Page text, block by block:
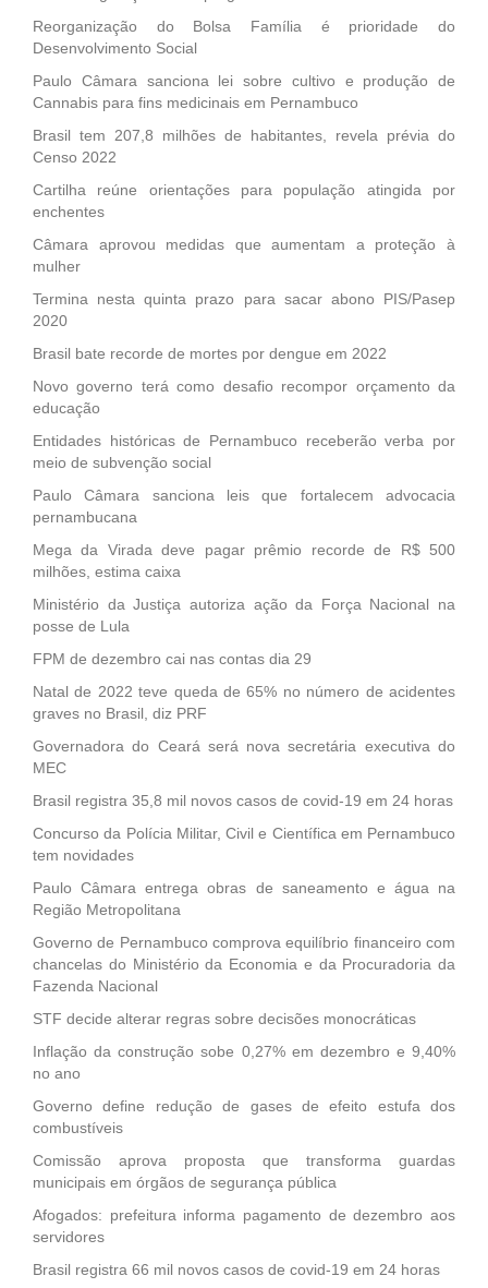
Reorganização do Bolsa Família é prioridade do
Desenvolvimento Social
Paulo Câmara sanciona lei sobre cultivo e produção de
Cannabis para fins medicinais em Pernambuco
Brasil tem 207,8 milhões de habitantes, revela prévia do
Censo 2022
Cartilha reúne orientações para população atingida por
enchentes
Câmara aprovou medidas que aumentam a proteção à
mulher
Termina nesta quinta prazo para sacar abono PIS/Pasep
2020
Brasil bate recorde de mortes por dengue em 2022
Novo governo terá como desafio recompor orçamento da
educação
Entidades históricas de Pernambuco receberão verba por
meio de subvenção social
Paulo Câmara sanciona leis que fortalecem advocacia
pernambucana
Mega da Virada deve pagar prêmio recorde de R$ 500
milhões, estima caixa
Ministério da Justiça autoriza ação da Força Nacional na
posse de Lula
FPM de dezembro cai nas contas dia 29
Natal de 2022 teve queda de 65% no número de acidentes
graves no Brasil, diz PRF
Governadora do Ceará será nova secretária executiva do
MEC
Brasil registra 35,8 mil novos casos de covid-19 em 24 horas
Concurso da Polícia Militar, Civil e Científica em Pernambuco
tem novidades
Paulo Câmara entrega obras de saneamento e água na
Região Metropolitana
Governo de Pernambuco comprova equilíbrio financeiro com
chancelas do Ministério da Economia e da Procuradoria da
Fazenda Nacional
STF decide alterar regras sobre decisões monocráticas
Inflação da construção sobe 0,27% em dezembro e 9,40%
no ano
Governo define redução de gases de efeito estufa dos
combustíveis
Comissão aprova proposta que transforma guardas
municipais em órgãos de segurança pública
Afogados: prefeitura informa pagamento de dezembro aos
servidores
Brasil registra 66 mil novos casos de covid-19 em 24 horas